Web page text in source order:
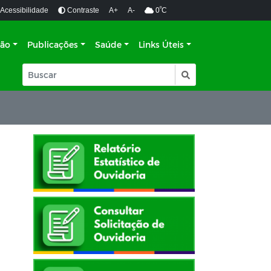
Acessibilidade Contraste A+ A- 0ºC
Publicações Saúde Links Úteis